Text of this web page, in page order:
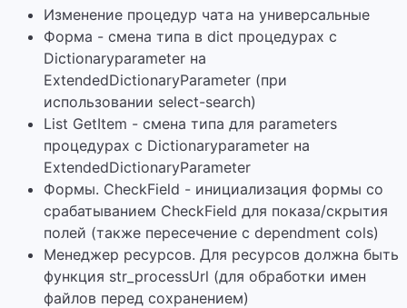
Изменение процедур чата на универсальные
Форма - смена типа в dict процедурах с
Dictionaryparameter на
ExtendedDictionaryParameter (при
использовании select-search)
List GetItem - смена типа для parameters
процедурах с Dictionaryparameter на
ExtendedDictionaryParameter
Формы. CheckField - инициализация формы со
срабатыванием CheckField для показа/скрытия
полей (также пересечение с dependment cols)
Менеджер ресурсов. Для ресурсов должна быть
функция str_processUrl (для обработки имен
файлов перед сохранением)